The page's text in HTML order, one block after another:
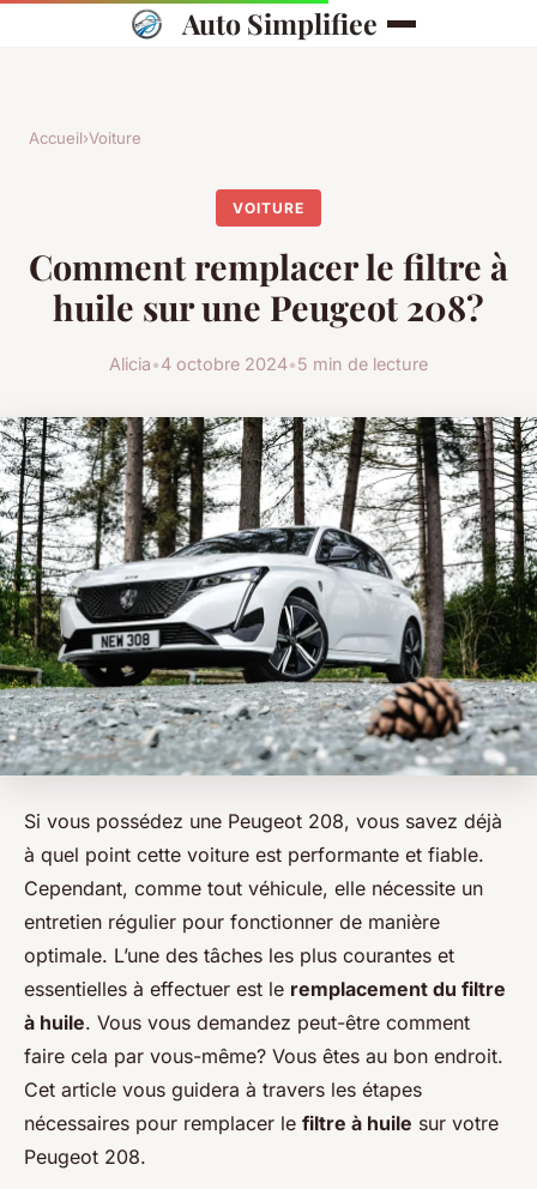
Auto Simplifiee
Accueil›Voiture
VOITURE
Comment remplacer le filtre à
huile sur une Peugeot 208?
Alicia•4 octobre 2024•5 min de lecture
Si vous possédez une Peugeot 208, vous savez déjà
à quel point cette voiture est performante et fiable.
Cependant, comme tout véhicule, elle nécessite un
entretien régulier pour fonctionner de manière
optimale. L’une des tâches les plus courantes et
essentielles à effectuer est le remplacement du filtre
à huile. Vous vous demandez peut-être comment
faire cela par vous-même? Vous êtes au bon endroit.
Cet article vous guidera à travers les étapes
nécessaires pour remplacer le filtre à huile sur votre
Peugeot 208.